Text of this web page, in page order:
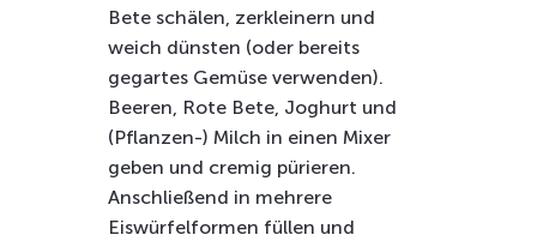
Bete schälen, zerkleinern und
weich dünsten (oder bereits
gegartes Gemüse verwenden).
Beeren, Rote Bete, Joghurt und
(Pflanzen-) Milch in einen Mixer
geben und cremig pürieren.
Anschließend in mehrere
Eiswürfelformen füllen und